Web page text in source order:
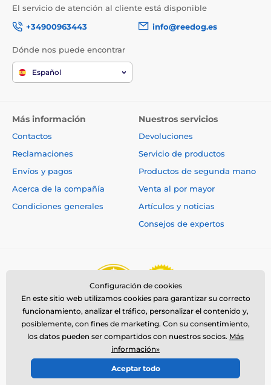
El servicio de atención al cliente está disponible
+34900963443
info@reedog.es
Dónde nos puede encontrar
Español
Más información
Contactos
Reclamaciones
Envíos y pagos
Acerca de la compañía
Condiciones generales
Nuestros servicios
Devoluciones
Servicio de productos
Productos de segunda mano
Venta al por mayor
Artículos y noticias
Consejos de expertos
© 2026 www.reedog.es ⦁ Tienda electrónica creada por
Configuración de cookies
En este sitio web utilizamos cookies para garantizar su correcto
funcionamiento, analizar el tráfico, personalizar el contenido y,
posiblemente, con fines de marketing. Con su consentimiento,
los datos pueden ser compartidos con nuestros socios. Más
información»
Aceptar todo